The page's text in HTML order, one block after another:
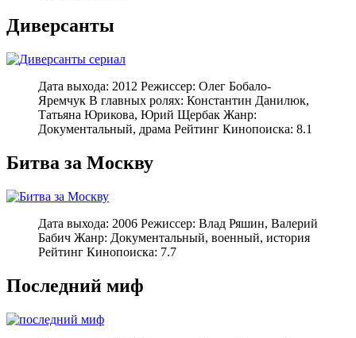
Диверсанты
Дата выхода: 2012 Режиссер: Олег Бобало-
Яремчук В главных ролях: Константин Данилюк,
Татьяна Юрикова, Юрий Щербак Жанр:
Документальный, драма Рейтинг Кинопоиска: 8.1
Битва за Москву
Дата выхода: 2006 Режиссер: Влад Ряшин, Валерий
Бабич Жанр: Документальный, военный, история
Рейтинг Кинопоиска: 7.7
Последний миф